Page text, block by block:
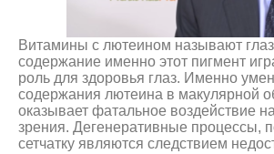
Витамины с лютеином называют
содержание именно этот пигмент
роль для здоровья глаз. Именно
содержания лютеина в макулярной
оказывает фатальное воздействие
зрения. Дегенеративные процессы,
сетчатку являются следствием